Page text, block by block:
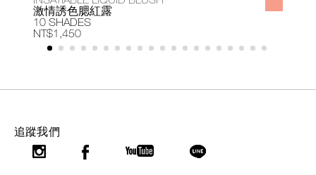
激情誘色腮紅露
10 SHADES
NT$1,450
追蹤我們